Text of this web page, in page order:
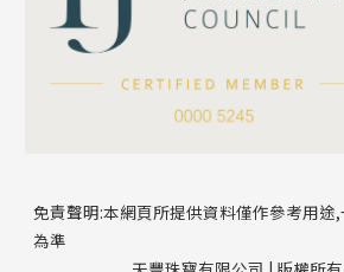
免責聲明:本網頁所提供資料僅作參考用途
為準